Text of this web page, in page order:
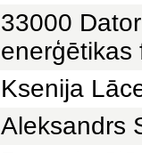
33000
enerģētikas
Ksenija
Aleksandrs